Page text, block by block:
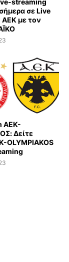
streaming
σε Live
ΑΕΚ με τον
AEK-
Δείτε
OLYMPIAKOS